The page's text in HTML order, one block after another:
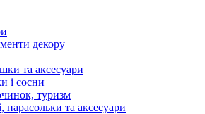
декору
та аксесуари
і сосни
туризм
парасольки та аксесуари